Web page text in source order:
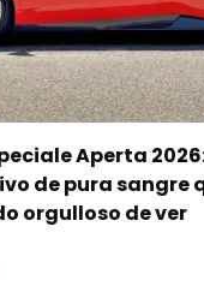
Aperta
de pura sangre
orgulloso de ver